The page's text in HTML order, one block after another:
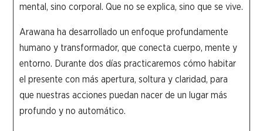
mental, sino corporal. Que no se explica, sino que se vive.
Arawana ha desarrollado un enfoque profundamente
humano y transformador, que conecta cuerpo, mente y
entorno. Durante dos días practicaremos cómo habitar
el presente con más apertura, soltura y claridad, para
que nuestras acciones puedan nacer de un lugar más
profundo y no automático.